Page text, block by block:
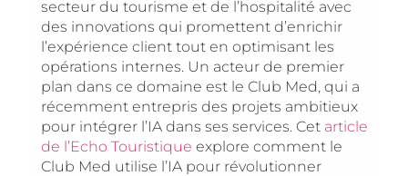
secteur du tourisme et de l’hospitalité avec
des innovations qui promettent d’enrichir
l’expérience client tout en optimisant les
opérations internes. Un acteur de premier
plan dans ce domaine est le Club Med, qui a
récemment entrepris des projets ambitieux
pour intégrer l’IA dans ses services. Cet article
de l’Echo Touristique explore comment le
Club Med utilise l’IA pour révolutionner